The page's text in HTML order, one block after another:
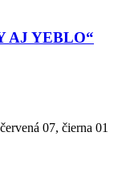
AJ YEBLO“
07, čierna 01